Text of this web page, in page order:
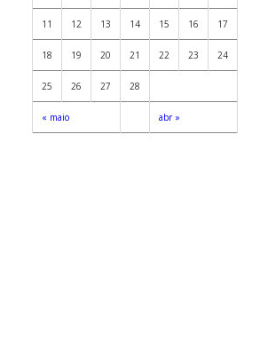
« maio abr »
11 12 13 14 15 16 17
18 19 20 21 22 23 24
25 26 27 28